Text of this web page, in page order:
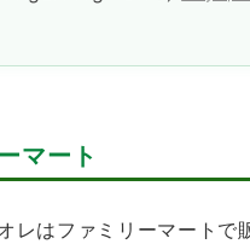
マート
レはファミリーマートで